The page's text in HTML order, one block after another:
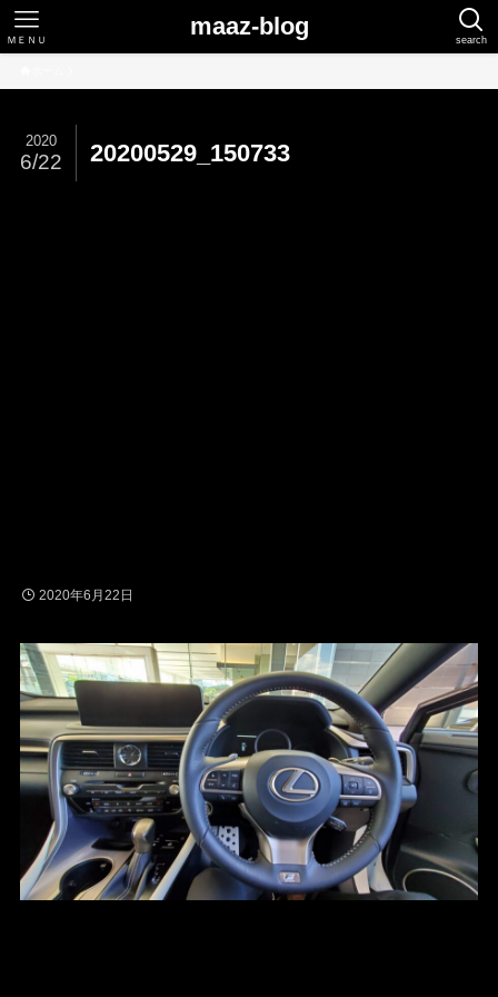
maaz-blog search
ＭＥＮＵ
20200529_150733
2020
6/22
2020年6月22日